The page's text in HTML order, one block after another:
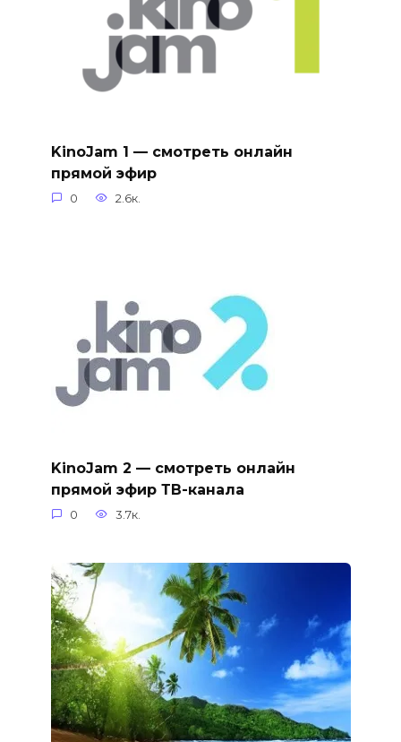
KinoJam 1 — смотреть онлайн
прямой эфир
0 2.6к.
KinoJam 2 — смотреть онлайн
прямой эфир ТВ-канала
0 3.7к.